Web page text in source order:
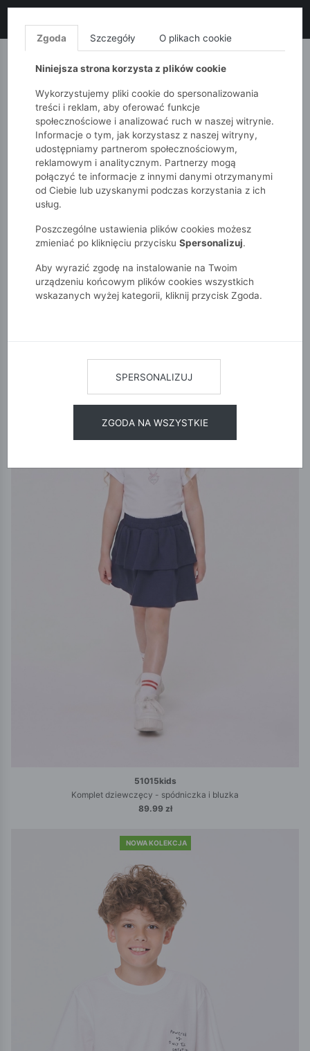
MONNARI QUIOSQUE
51015kids Nowości T-Shirty
T-SHIRTY
POKAŻ FILTRY
51015kids
Komplet dziewczęcy - spódniczka i bluzka
89.99 zł
NOWA KOLEKCJA
Zgoda Szczegóły O plikach cookie
Niniejsza strona korzysta z plików cookie
Wykorzystujemy pliki cookie do spersonalizowania
treści i reklam, aby oferować funkcje
społecznościowe i analizować ruch w naszej witrynie.
Informacje o tym, jak korzystasz z naszej witryny,
udostępniamy partnerom społecznościowym,
reklamowym i analitycznym. Partnerzy mogą
połączyć te informacje z innymi danymi otrzymanymi
od Ciebie lub uzyskanymi podczas korzystania z ich
usług.
Poszczególne ustawienia plików cookies możesz
zmieniać po kliknięciu przycisku Spersonalizuj.
Aby wyrazić zgodę na instalowanie na Twoim
urządzeniu końcowym plików cookies wszystkich
wskazanych wyżej kategorii, kliknij przycisk Zgoda.
SPERSONALIZUJ
ZGODA NA WSZYSTKIE